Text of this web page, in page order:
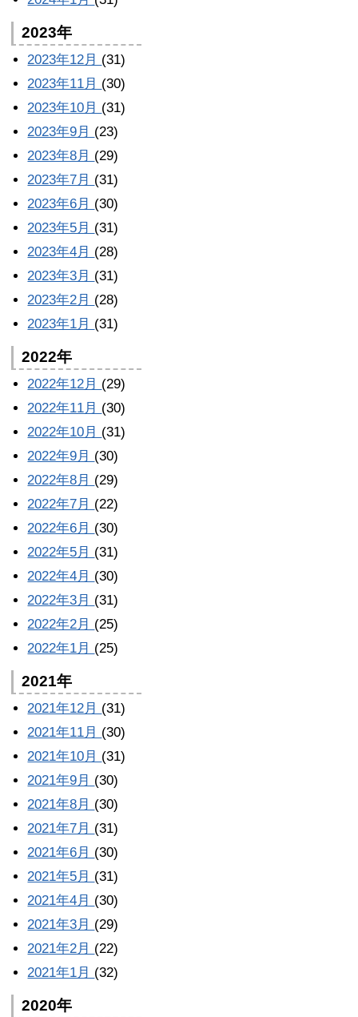
2023年
2023年12月 (31)
2023年11月 (30)
2023年10月 (31)
2023年9月 (23)
2023年8月 (29)
2023年7月 (31)
2023年6月 (30)
2023年5月 (31)
2023年4月 (28)
2023年3月 (31)
2023年2月 (28)
2023年1月 (31)
2022年
2022年12月 (29)
2022年11月 (30)
2022年10月 (31)
2022年9月 (30)
2022年8月 (29)
2022年7月 (22)
2022年6月 (30)
2022年5月 (31)
2022年4月 (30)
2022年3月 (31)
2022年2月 (25)
2022年1月 (25)
2021年
2021年12月 (31)
2021年11月 (30)
2021年10月 (31)
2021年9月 (30)
2021年8月 (30)
2021年7月 (31)
2021年6月 (30)
2021年5月 (31)
2021年4月 (30)
2021年3月 (29)
2021年2月 (22)
2021年1月 (32)
2020年